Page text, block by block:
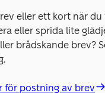
eller ett kort när
eller sprida lite
brådskande brev?
för postning av brev